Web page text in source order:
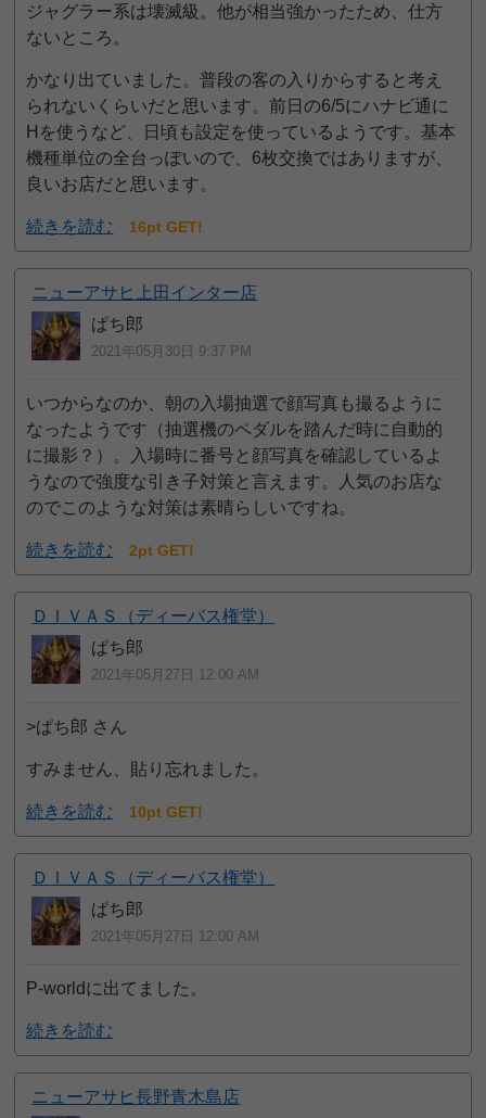
ジャグラー系は壊滅級。他が相当強かったため、仕方
ないところ。
かなり出ていました。普段の客の入りからすると考え
られないくらいだと思います。前日の6/5にハナビ通に
Hを使うなど、日頃も設定を使っているようです。基本
機種単位の全台っぽいので、6枚交換ではありますが、
良いお店だと思います。
続きを読む 16pt GET!
ニューアサヒ上田インター店
ぱち郎
2021年05月30日 9:37 PM
いつからなのか、朝の入場抽選で顔写真も撮るように
なったようです（抽選機のペダルを踏んだ時に自動的
に撮影？）。入場時に番号と顔写真を確認しているよ
うなので強度な引き子対策と言えます。人気のお店な
のでこのような対策は素晴らしいですね。
続きを読む 2pt GET!
ＤＩＶＡＳ（ディーバス権堂）
ぱち郎
2021年05月27日 12:00 AM
>ぱち郎 さん
すみません、貼り忘れました。
続きを読む 10pt GET!
ＤＩＶＡＳ（ディーバス権堂）
ぱち郎
2021年05月27日 12:00 AM
P-worldに出てました。
続きを読む
ニューアサヒ長野青木島店